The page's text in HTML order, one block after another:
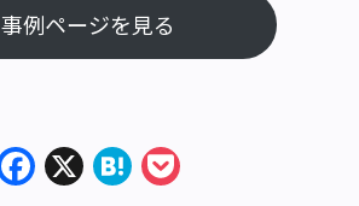
事例ページを見る
Facebook
X Hatena